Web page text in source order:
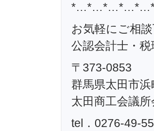
お気軽にご相
公認会計士・
〒373-0853
群馬県太田市
太田商工会議
tel．0276-49-